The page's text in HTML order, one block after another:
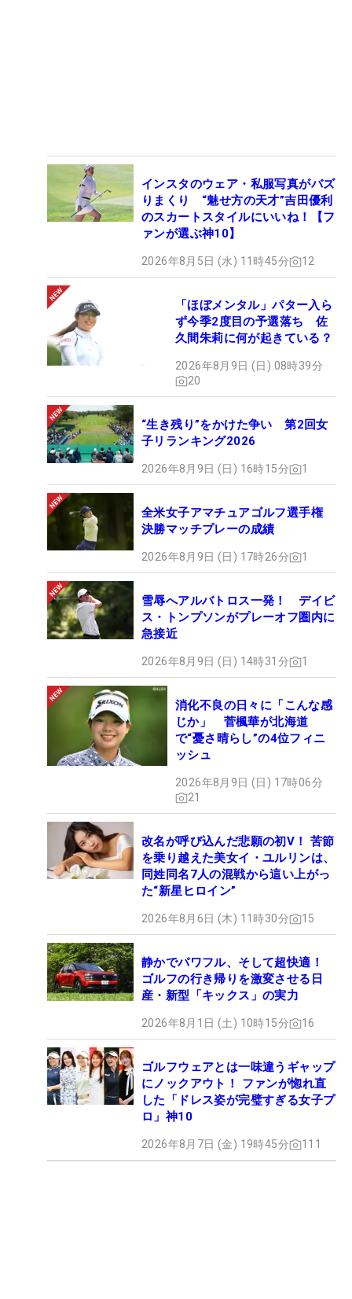
インスタのウェア・私服写真がバズ
りまくり “魅せ方の天才”吉田優利
のスカートスタイルにいいね！【フ
ァンが選ぶ神10】
2026年8月5日 (水) 11時45分 12
「ほぼメンタル」パター入ら
ず今季2度目の予選落ち 佐
久間朱莉に何が起きている？
2026年8月9日 (日) 08時39分
20
“生き残り”をかけた争い 第2回女
子リランキング2026
2026年8月9日 (日) 16時15分 1
全米女子アマチュアゴルフ選手権
決勝マッチプレーの成績
2026年8月9日 (日) 17時26分 1
雪辱へアルバトロス一発！ デイビ
ス・トンプソンがプレーオフ圏内に
急接近
2026年8月9日 (日) 14時31分 1
消化不良の日々に「こんな感
じか」 菅楓華が北海道
で“憂さ晴らし”の4位フィニ
ッシュ
2026年8月9日 (日) 17時06分
21
改名が呼び込んだ悲願の初V！ 苦節
を乗り越えた美女イ・ユルリンは、
同姓同名7人の混戦から這い上がっ
た“新星ヒロイン”
2026年8月6日 (木) 11時30分 15
静かでパワフル、そして超快適！
ゴルフの行き帰りを激変させる日
産・新型「キックス」の実力
2026年8月1日 (土) 10時15分 16
ゴルフウェアとは一味違うギャップ
にノックアウト！ ファンが惚れ直
した「ドレス姿が完璧すぎる女子プ
ロ」神10
2026年8月7日 (金) 19時45分 111